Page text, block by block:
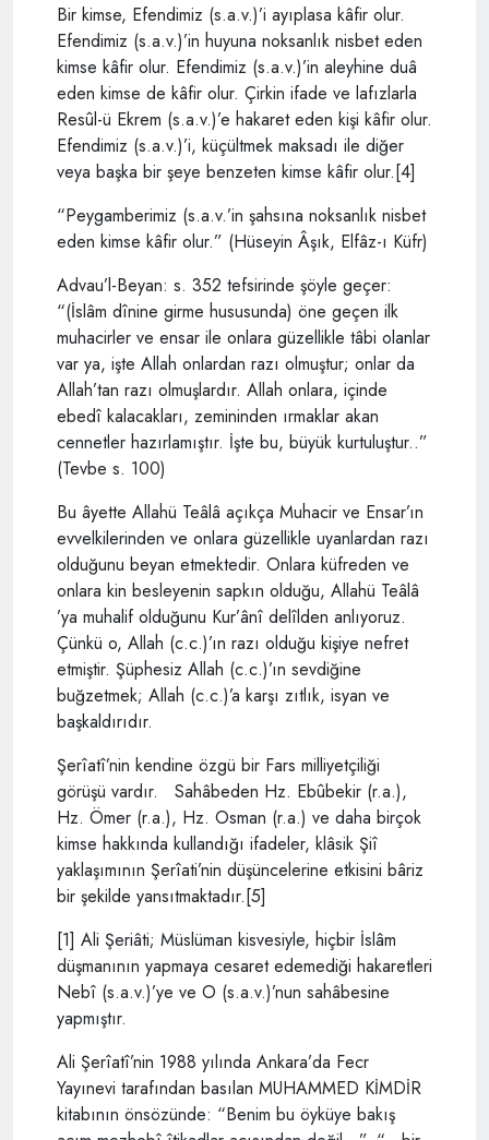
Bir kimse, Efendimiz (s.a.v.)’i ayıplasa kâfir olur.
Efendimiz (s.a.v.)’in huyu­na noksanlık nisbet eden
kimse kâfir olur. Efendimiz (s.a.v.)’in aleyhine duâ
eden kimse de kâfir olur. Çirkin ifade ve lafızlarla
Resûl-ü Ekrem (s.a.v.)’e hakaret eden kişi kâfir olur.
Efendimiz (s.a.v.)’i, küçültmek maksadı ile diğer
veya başka bir şeye benzeten kimse kâfir olur.[4]
“Peygamberimiz (s.a.v.’in şahsına noksanlık nisbet
eden kimse kâfir olur.” (Hüseyin Âşık, Elfâz-ı Küfr)
Advau’l-Beyan: s. 352 tefsirinde şöyle geçer:
“(İslâm dînine girme hususunda) öne geçen ilk
muhacirler ve ensar ile onlara güzellikle tâbi olanlar
var ya, işte Allah onlardan razı olmuştur; onlar da
Allah’tan razı olmuşlardır. Allah onlara, içinde
ebedî kalacakları, zemininden ırmaklar akan
cennetler hazırlamıştır. İşte bu, büyük kurtuluştur..”
(Tevbe s. 100)
Bu âyette Allahü Teâlâ açıkça Muhacir ve Ensar’ın
evvelkilerinden ve onlara güzellikle uyanlardan razı
olduğunu beyan etmektedir. Onlara küfreden ve
onlara kin besleyenin sapkın olduğu, Allahü Teâlâ
’ya muhalif olduğunu Kur’ânî delîlden anlıyoruz.
Çünkü o, Allah (c.c.)’ın razı olduğu kişiye nefret
etmiştir. Şüphesiz Allah (c.c.)’ın sevdiğine
buğzetmek; Allah (c.c.)’a karşı zıtlık, isyan ve
başkaldırıdır.
Şerîatî’nin kendine özgü bir Fars milliyetçiliği
görüşü vardır. Sahâbeden Hz. Ebûbekir (r.a.),
Hz. Ömer (r.a.), Hz. Osman (r.a.) ve daha birçok
kimse hakkında kullandığı ifadeler, klâsik Şiî
yaklaşımının Şerîati’nin düşüncelerine etkisini bâriz
bir şekilde yansıtmaktadır.[5]
[1] Ali Şeriâti; Müslüman kisvesiyle, hiçbir İslâm
düşmanının yapmaya cesaret edemediği hakaretleri
Nebî (s.a.v.)’ye ve O (s.a.v.)’nun sahâbesine
yapmıştır.
Ali Şerîatî’nin 1988 yılında Ankara’da Fecr
Yayınevi tarafından basılan MUHAMMED KİMDİR
kitabının önsözünde: “Benim bu öyküye bakış